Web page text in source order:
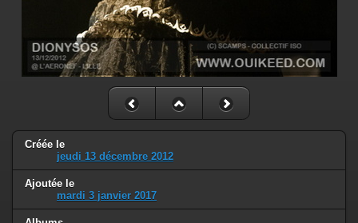
Créée le
jeudi 13 décembre 2012
Ajoutée le
mardi 3 janvier 2017